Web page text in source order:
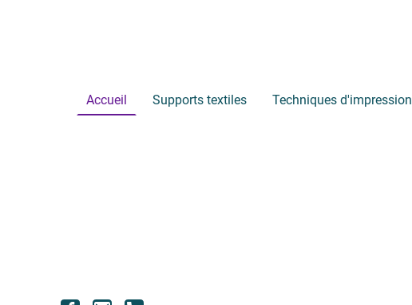
Accueil Supports textiles Techniques d'impression